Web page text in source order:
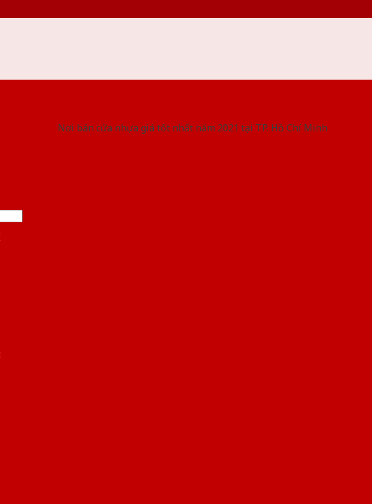
Nơi bán cửa nhựa giá tốt nhất năm 2021 tại TP. Hồ Chí Minh